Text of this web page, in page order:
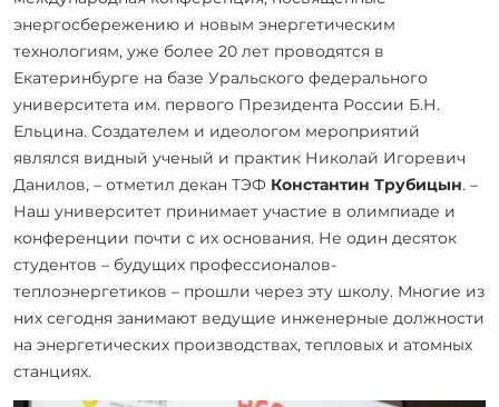
энергосбережению и новым энергетическим
технологиям, уже более 20 лет проводятся в
Екатеринбурге на базе Уральского федерального
университета им. первого Президента России Б.Н.
Ельцина. Создателем и идеологом мероприятий
являлся видный ученый и практик Николай Игоревич
Данилов, – отметил декан ТЭФ Константин Трубицын. –
Наш университет принимает участие в олимпиаде и
конференции почти с их основания. Не один десяток
студентов – будущих профессионалов-
теплоэнергетиков – прошли через эту школу. Многие из
них сегодня занимают ведущие инженерные должности
на энергетических производствах, тепловых и атомных
станциях.